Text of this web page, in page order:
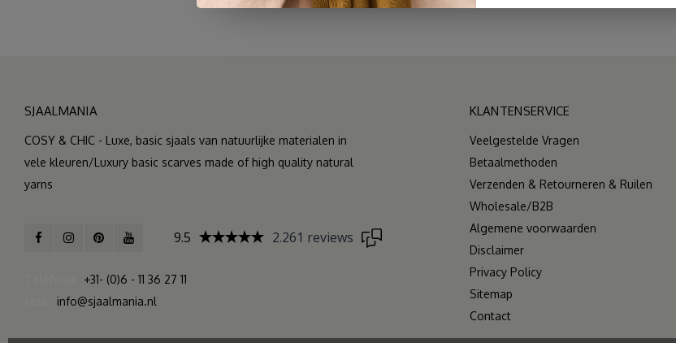
SJAALMANIA
COSY & CHIC - Luxe, basic sjaals van natuurlijke materialen in
vele kleuren/Luxury basic scarves made of high quality natural
yarns
+31- (0)6 - 11 36 27 11
info@sjaalmania.nl
9.5 2.261 reviews
KLANTENSERVICE
Veelgestelde Vragen
Betaalmethoden
Verzenden & Retourneren & Ruilen
Wholesale/B2B
Algemene voorwaarden
Disclaimer
Privacy Policy
Sitemap
Contact